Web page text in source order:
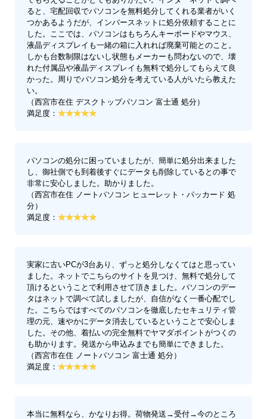
ると、宅配回収でパソコンを無料処分してくれる業者がいく
つかあるようだが、インバースネットに処分依頼することに
した。ここでは、パソコンはもちろんキーボードやマウス、
液晶ディスプレイも一緒の箱に入れれば廃棄可能とのこと。
しかも台数制限はないし状態もメーカーも問わないので、壊
れた付属品や液晶ディスプレイも無料で処分してもらえて良
かった。周りでパソコン処分を考えている人がいたら教えた
い。
（西宮市在住 デスクトップパソコン 富士通 処分）
満足度：
パソコンの処分に困っていましたが、簡単に処分出来ました
し、御社側でも到着後すぐにデータも削除しているとの事で
非常に安心しました。助かりました。
（西宮市在住 ノートパソコン ヒューレット・パッカード 処
分）
満足度：
実家に古いPCが3台あり、ずっと処分しなくてはと思ってい
ました。ネットでこちらのサイトを見つけ、無料で処分して
頂けるということで利用させて頂きました。パソコンのデー
タはネットで調べて試しましたが、自信がなく一番心配でし
た。こちらではすべてのパソコンを徹底したセキュリティ管
理の元、速やかにデータ消去しているということで安心しま
した。その他、着払いの完全無料でヤマダポイントがつくの
も助かります。発送から申込みまでも簡単にできました。
（西宮市在住 ノートパソコン 富士通 処分）
満足度：
本当に無料なら、かなりお得。荷物発送→受付→今のところ